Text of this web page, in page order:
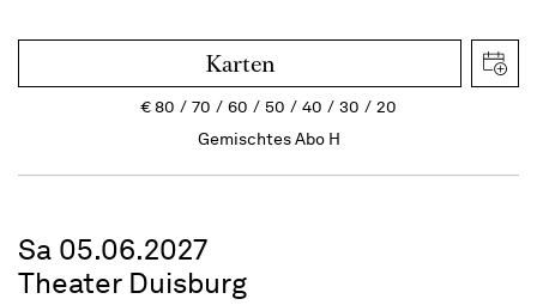
Karten
€80 70 60 50 40 30
20
Gemischtes Abo H
Sa 05.06.2027
Theater Duisburg